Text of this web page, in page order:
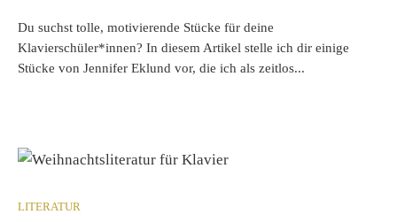
Du suchst tolle, motivierende Stücke für deine
Klavierschüler*innen? In diesem Artikel stelle ich dir einige
Stücke von Jennifer Eklund vor, die ich als zeitlos...
LITERATUR